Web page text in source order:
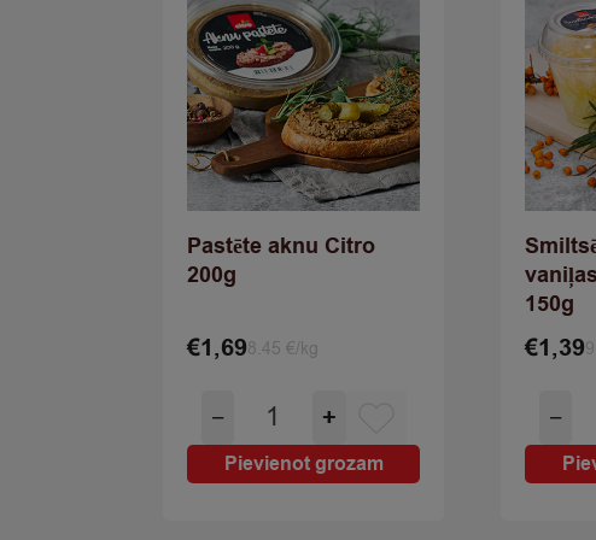
Pastēte aknu Citro
200g
€1,698.45 €/kg
−
Pastēte
aknu
Citro
200g
+
Pievienot grozam
150g
€1,39
−